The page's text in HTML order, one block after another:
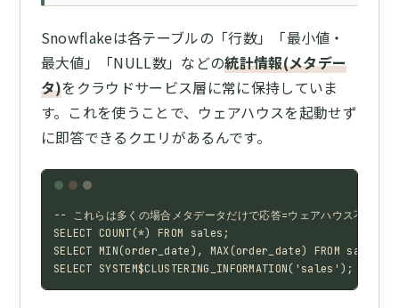
Snowflakeは各テーブルの「行数」「最小値・
最大値」「NULL数」などの統計情報(メタデー
タ)をクラウドサービス層に常に保持していま
す。これを使うことで、ウェアハウスを起動せず
に即答できるクエリがあるんです。
-- これらは多くの場合メタデータだけで応答=ウェアハウス不要
SELECT COUNT(*) FROM sales;
SELECT MIN(order_date), MAX(order_date) FROM sales;
SELECT SYSTEM$CLUSTERING_INFORMATION('sales');